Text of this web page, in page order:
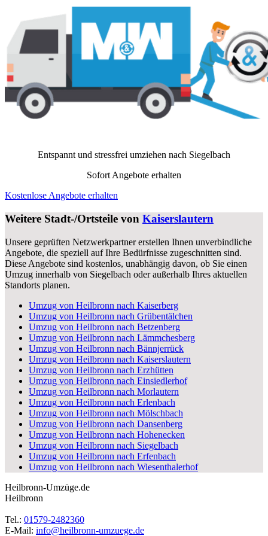
Entspannt und stressfrei umziehen nach Siegelbach
Sofort Angebote erhalten
Kostenlose Angebote erhalten
Weitere Stadt-/Ortsteile von Kaiserslautern
Unsere geprüften Netzwerkpartner erstellen Ihnen unverbindliche
Angebote, die speziell auf Ihre Bedürfnisse zugeschnitten sind.
Diese Angebote sind kostenlos, unabhängig davon, ob Sie einen
Umzug innerhalb von Siegelbach oder außerhalb Ihres aktuellen
Standorts planen.
Umzug von Heilbronn nach Kaiserberg
Umzug von Heilbronn nach Grübentälchen
Umzug von Heilbronn nach Betzenberg
Umzug von Heilbronn nach Lämmchesberg
Umzug von Heilbronn nach Bännjerrück
Umzug von Heilbronn nach Kaiserslautern
Umzug von Heilbronn nach Erzhütten
Umzug von Heilbronn nach Einsiedlerhof
Umzug von Heilbronn nach Morlautern
Umzug von Heilbronn nach Erlenbach
Umzug von Heilbronn nach Mölschbach
Umzug von Heilbronn nach Dansenberg
Umzug von Heilbronn nach Hohenecken
Umzug von Heilbronn nach Siegelbach
Umzug von Heilbronn nach Erfenbach
Umzug von Heilbronn nach Wiesenthalerhof
Heilbronn-Umzüge.de
Heilbronn
Tel.: 01579-2482360
E-Mail: info@heilbronn-umzuege.de